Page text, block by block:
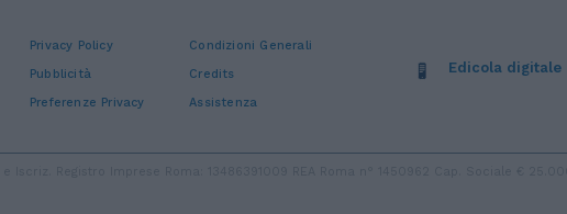
Privacy Policy
Condizioni Generali
Pubblicità
Credits
Preferenze Privacy Assistenza
Edicola digitale